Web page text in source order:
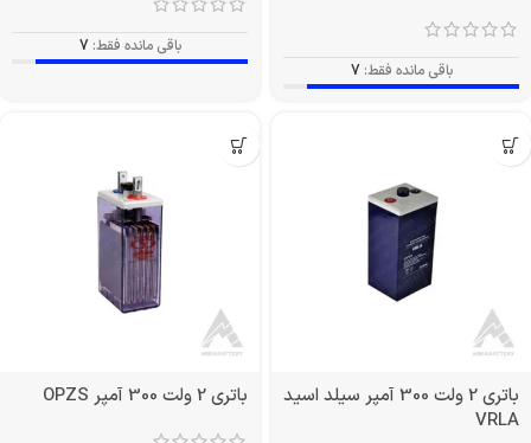
باقی مانده فقط: 7
باقی مانده فقط: 7
باتری 2 ولت 300 آمپر سیلد اسید
VRLA
باتری 2 ولت 300 آمپر OPZS